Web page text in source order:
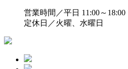
営業時間／平日 11:00～
定休日／火曜、水曜日